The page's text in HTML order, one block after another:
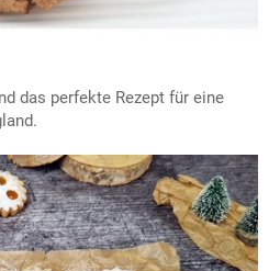
das perfekte Rezept für eine